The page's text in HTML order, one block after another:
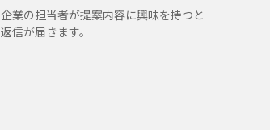
企業の担当者が提案内容に興味を持つと
返信が届きます。